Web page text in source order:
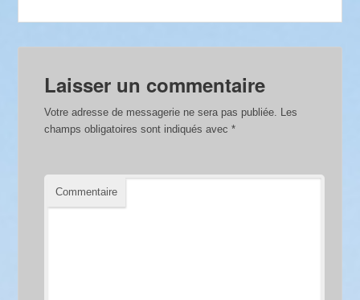
Laisser un commentaire
Votre adresse de messagerie ne sera pas publiée. Les
champs obligatoires sont indiqués avec*
Commentaire